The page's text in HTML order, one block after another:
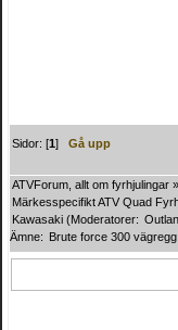
Sidor: [1]Gå upp
ATVForum, allt om fyrhjulingar »
Märkesspecifikt ATV Quad
Kawasaki (Moderatorer:
Ämne: Brute force 300 vägregg